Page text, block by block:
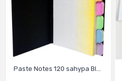
Paste Notes 120 sahypa Bl...